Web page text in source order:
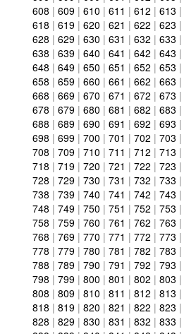
608 | 609 | 610 | 611 | 612 | 613 |
618 | 619 | 620 | 621 | 622 | 623 |
628 | 629 | 630 | 631 | 632 | 633 |
638 | 639 | 640 | 641 | 642 | 643 |
648 | 649 | 650 | 651 | 652 | 653 |
658 | 659 | 660 | 661 | 662 | 663 |
668 | 669 | 670 | 671 | 672 | 673 |
678 | 679 | 680 | 681 | 682 | 683 |
688 | 689 | 690 | 691 | 692 | 693 |
698 | 699 | 700 | 701 | 702 | 703 |
708 | 709 | 710 | 711 | 712 | 713 |
718 | 719 | 720 | 721 | 722 | 723 |
728 | 729 | 730 | 731 | 732 | 733 |
738 | 739 | 740 | 741 | 742 | 743 |
748 | 749 | 750 | 751 | 752 | 753 |
758 | 759 | 760 | 761 | 762 | 763 |
768 | 769 | 770 | 771 | 772 | 773 |
778 | 779 | 780 | 781 | 782 | 783 |
788 | 789 | 790 | 791 | 792 | 793 |
798 | 799 | 800 | 801 | 802 | 803 |
808 | 809 | 810 | 811 | 812 | 813 |
818 | 819 | 820 | 821 | 822 | 823 |
828 | 829 | 830 | 831 | 832 | 833 |